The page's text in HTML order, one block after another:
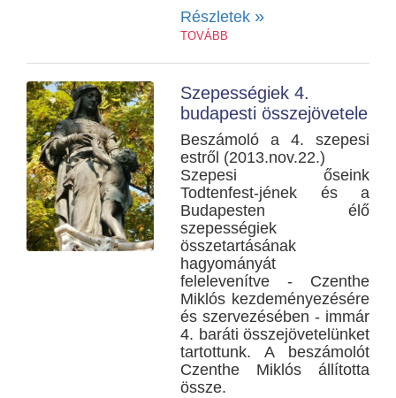
Részletek »
TOVÁBB
Szepességiek 4.
budapesti összejövetele
Beszámoló a 4. szepesi
estről (2013.nov.22.)
Szepesi őseink
Todtenfest-jének és a
Budapesten élő
szepességiek
összetartásának
hagyományát
felelevenítve - Czenthe
Miklós kezdeményezésére
és szervezésében - immár
4. baráti összejövetelünket
tartottunk. A beszámolót
Czenthe Miklós állította
össze.